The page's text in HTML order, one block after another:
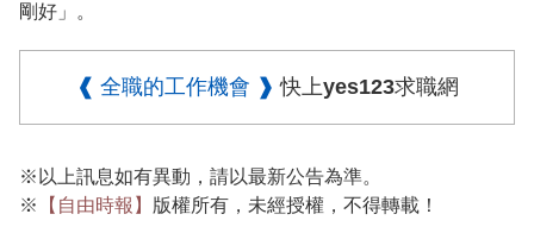
剛好」。
❰ 全職的工作機會 ❱ 快上yes123求職網
※以上訊息如有異動，請以最新公告為準。
※
【自由時報】 版權所有，未經授權，不得轉載！